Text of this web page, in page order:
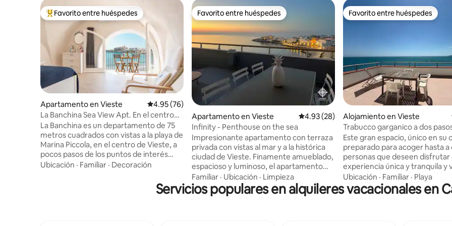
Favorito entre huéspedes preferido
Favorito entre huéspedes
Apartamento en Vieste Calificación promedio: 4.95 de 5, 76 reseñas
4.95 (76)
La Banchina Sea View Apt. En el centro
de la ciudad cerca de la playa
La Banchina es un departamento de 75
metros cuadrados con vistas a la playa de
Marina Piccola, en el centro de Vieste, a
pocos pasos de los puntos de interés
más hermosos y de la zona de embarque
Renovado en 2019, puede alojar hasta 4
personas. En la planta baja, una sala de
Ubicación · Familiar · Decoración
Favorito entre huéspedes
Favorito entre huéspedes
Apartamento en Vieste Calificación promedio: 4.93 de 5, 28 reseñas
4.93 (28)
Infinity - Penthouse on the sea
Impresionante apartamento con terraza
privada con vistas al mar y a la histórica
ciudad de Vieste. Finamente amueblado,
espacioso y luminoso, el apartamento
ofrece vistas al mar desde todas las
habitaciones. Ubicado en la planta
superior de un edificio antiguo en el
Familiar · Ubicación · Limpieza
Favorito entre huéspedes
Favorito entre huéspedes
Alojamiento en Vieste
Trabucco garganico a dos
Este gran espacio, único en su
preparado para acoger hasta
personas que deseen disfrutar
experiencia única y tranquila y
en todo momento del día. La
inmersa en el encanto del
histórico, entre la arquitectura
Ubicación · Familiar · Playa
Servicios populares en alquileres vacacionales en